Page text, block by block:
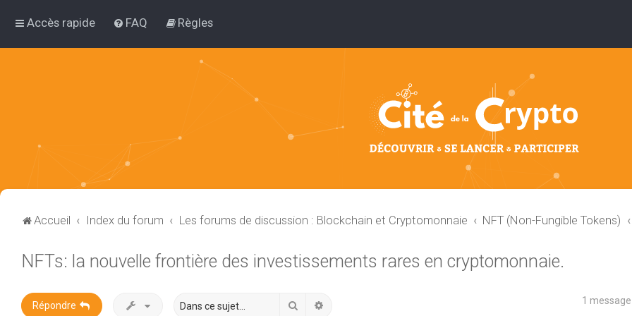
Accès rapide FAQ Règles
Accueil Index du forum Les forums de discussion : Blockchain et Cryptomonnaie NFT (Non-Fungible Tokens)
NFTs: la nouvelle frontière des investissements rares en cryptomonnaie.
Répondre Rechercher 1 message